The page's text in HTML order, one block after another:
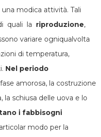
modica attività. Tali
quali la riproduzione,
variare ogniqualvolta
di temperatura,
Nel periodo
amorosa, la costruzione
la schiusa delle uova e lo
i fabbisogni
modo per la